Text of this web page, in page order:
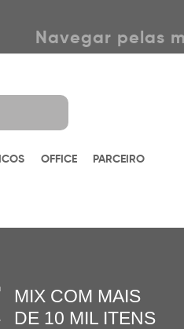
Navegar pelas
OFFICE PARCEIRO
MIX COM MAIS
DE 10 MIL ITENS